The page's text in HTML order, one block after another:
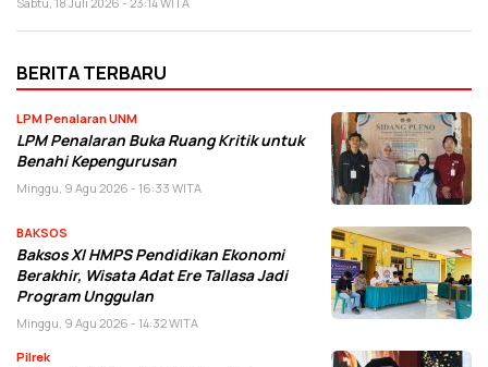
BERITA TERBARU
LPM Penalaran UNM
LPM Penalaran Buka Ruang Kritik untuk
Benahi Kepengurusan
Minggu, 9 Agu 2026 - 16:33 WITA
BAKSOS
Baksos XI HMPS Pendidikan Ekonomi
Berakhir, Wisata Adat Ere Tallasa Jadi
Program Unggulan
Minggu, 9 Agu 2026 - 14:32 WITA
Pilrek